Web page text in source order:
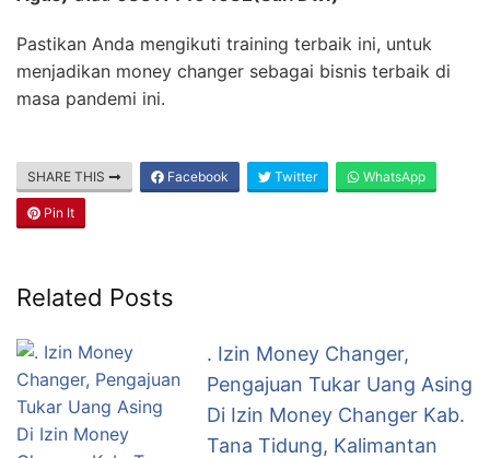
Pastikan Anda mengikuti training terbaik ini, untuk
menjadikan money changer sebagai bisnis terbaik di
masa pandemi ini.
SHARE THIS Facebook Twitter WhatsApp
Pin It
Related Posts
. Izin Money Changer,
Pengajuan Tukar Uang Asing
Di Izin Money Changer Kab.
Tana Tidung, Kalimantan